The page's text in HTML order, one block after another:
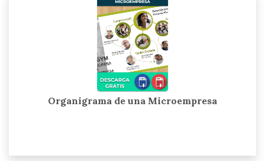
Organigrama de una Microempresa